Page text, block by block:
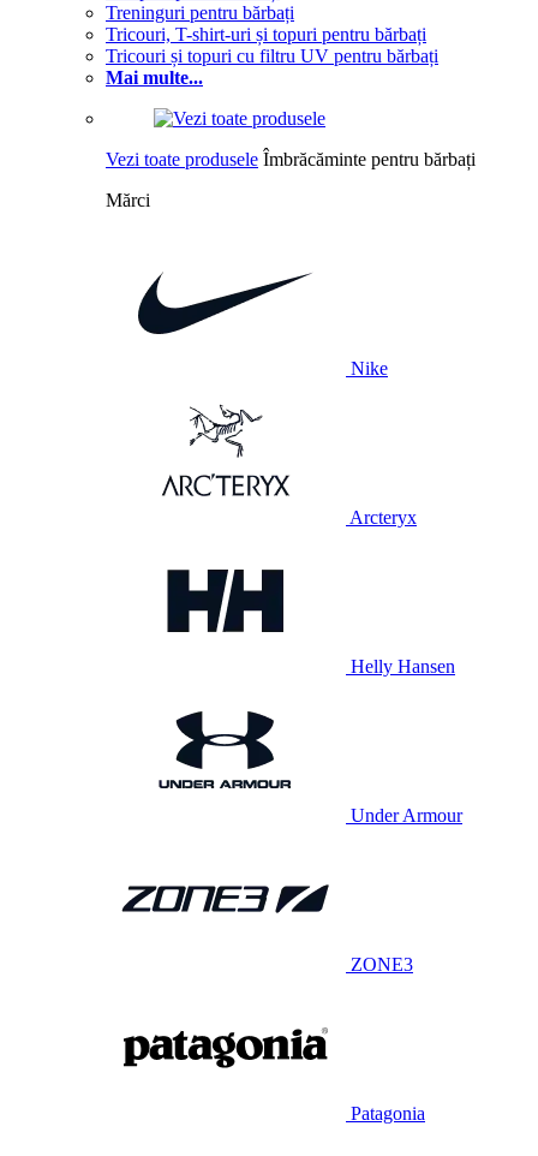
Treninguri pentru bărbați
Tricouri, T-shirt-uri și topuri pentru bărbați
Tricouri și topuri cu filtru UV pentru bărbați
Mai multe...
Vezi toate produsele Îmbrăcăminte pentru bărbați
Mărci
Nike
Arcteryx
Helly Hansen
Under Armour
ZONE3
Patagonia